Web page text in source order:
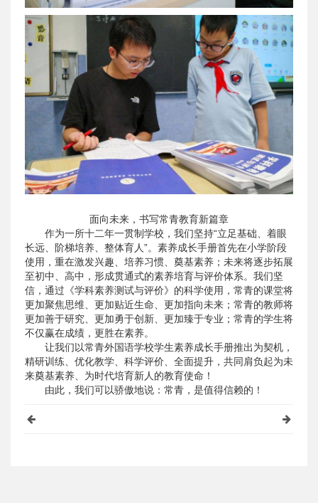
面向未来，书写常青教育新篇章
作为一所十二年一贯制学校，我们坚持“立足基础、着眼
长远、阶梯培养、整体育人”。素养成长手册首先在小学阶段
使用，重在激发兴趣、培养习惯、奠基素养；未来将逐步拓展
至初中、高中，形成贯通式的素养培育与评价体系。我们坚
信，通过《学科素养测试与评价》的科学使用，常青的课堂将
更加聚焦思维、更加贴近生命、更加指向未来；常青的教师将
更加善于研究、更加勇于创新、更加臻于专业；常青的学生将
不仅赢在成绩，更胜在素养。
让我们以常青外国语学校学生素养成长手册推出为契机，
精研训练、优化教学、科学评价、全面提升，共同肩负起为未
来奠基素养、为时代培育新人的教育使命！
由此，我们可以骄傲地说：常青，是值得信赖的！